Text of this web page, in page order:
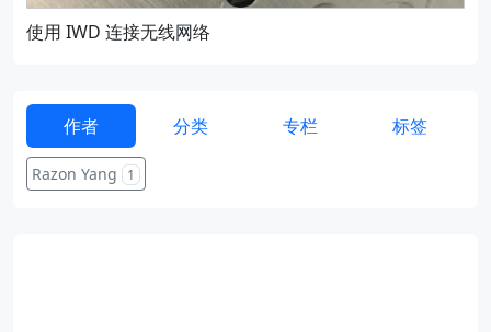
使用 IWD 连接无线网络
作者 分类 专栏 标签
Razon Yang 1